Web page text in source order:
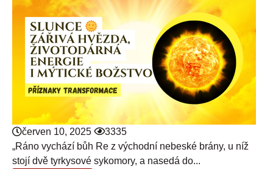
červen 10, 2025
3335
„Ráno vychází bůh Re z východní nebeské brány, u níž
stojí dvě tyrkysové sykomory, a nasedá do...